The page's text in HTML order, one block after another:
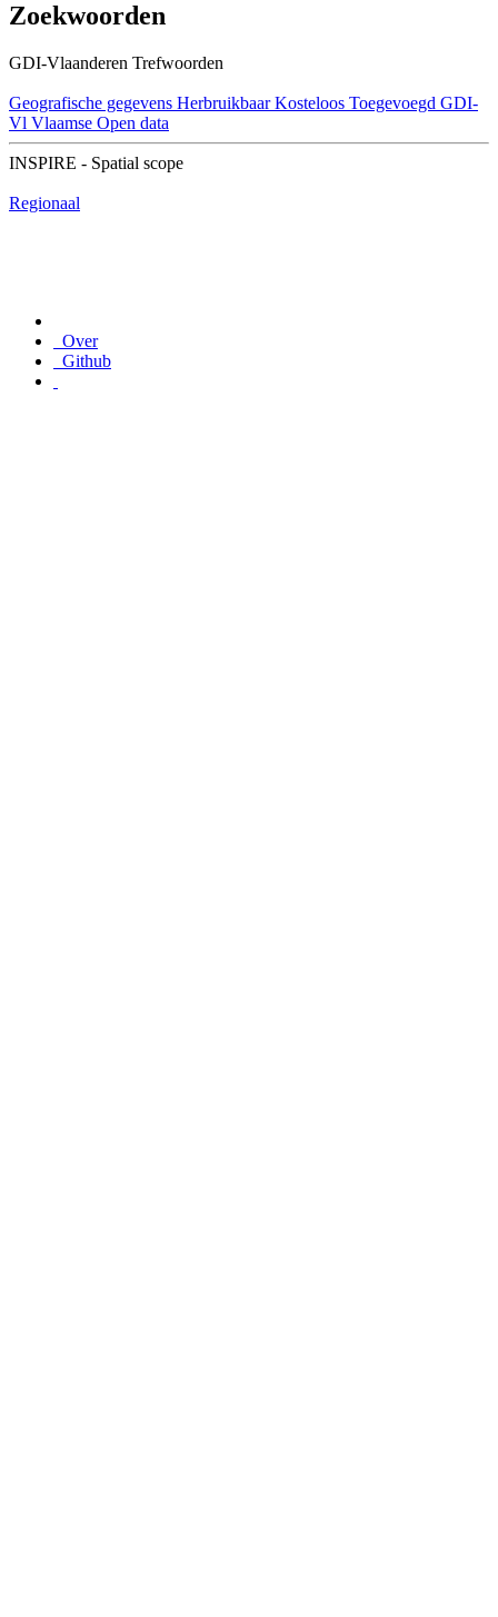
Zoekwoorden
GDI-Vlaanderen Trefwoorden
Geografische gegevens Herbruikbaar Kosteloos Toegevoegd GDI-
Vl Vlaamse Open data
INSPIRE - Spatial scope
Regionaal
Over
Github